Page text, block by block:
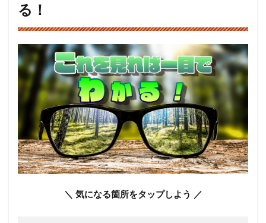
いて
一目
でわ
る！
2
「キ
ャリ
ア採
用」
と呼
ばれ
る求
人に
つい
る！
＼ 気になる箇所をタップしよう ／